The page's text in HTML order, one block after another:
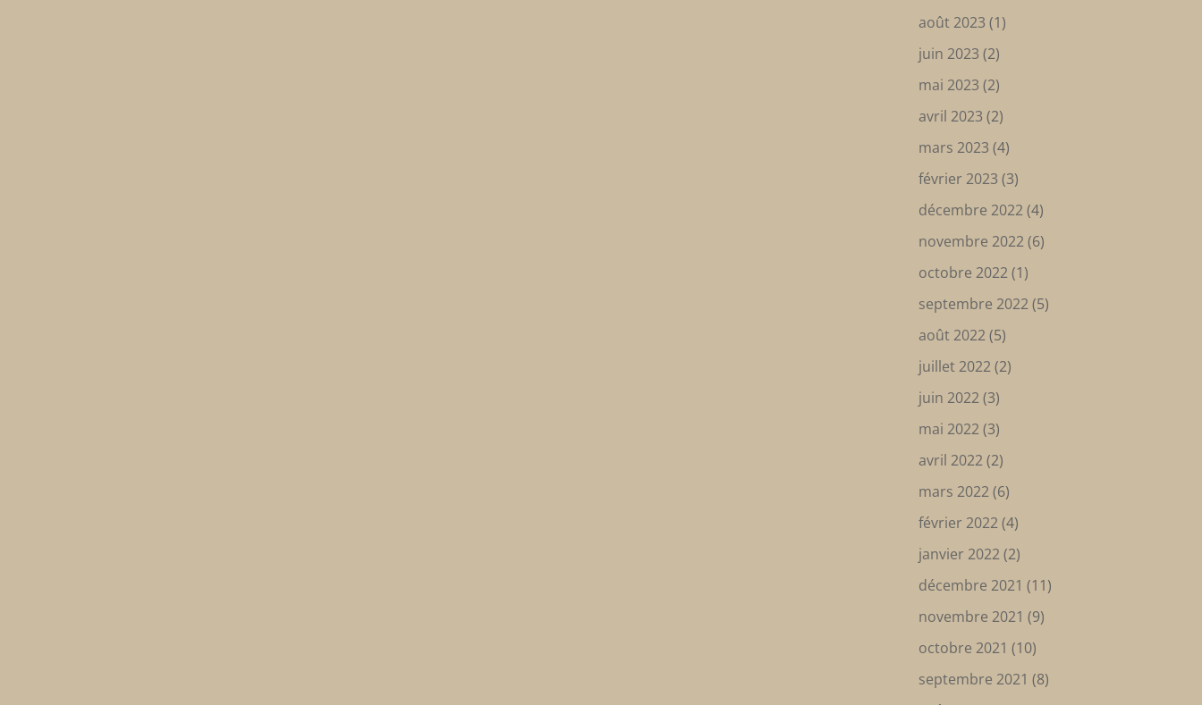
août 2023 (1)
juin 2023 (2)
mai 2023 (2)
avril 2023 (2)
mars 2023 (4)
février 2023 (3)
décembre 2022(4)
novembre 2022(6)
octobre 2022(1)
septembre 2022(5)
août 2022(5)
juillet 2022(2)
juin 2022(3)
mai 2022(3)
avril 2022(2)
mars 2022(6)
février 2022(4)
janvier 2022(2)
décembre 2021 (11)
novembre 2021 (9)
octobre 2021 (10)
septembre 2021 (8)